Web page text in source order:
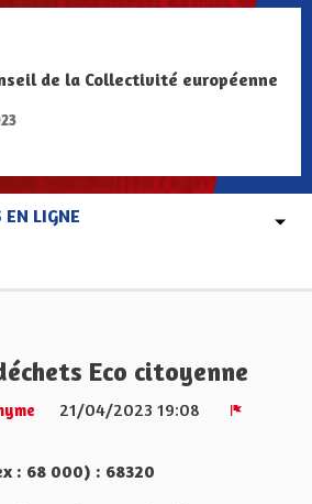
de la Collectivité européenne
EN LIGNE
Eco citoyenne
21/04/2023 19:08
: 68 000) : 68320